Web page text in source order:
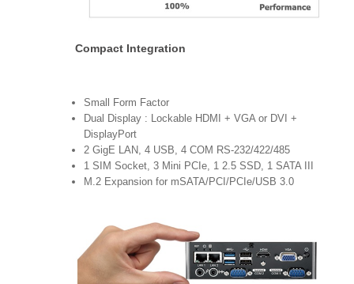
Compact Integration
Small Form Factor
Dual Display : Lockable HDMI + VGA or DVI +
DisplayPort
2 GigE LAN, 4 USB, 4 COM RS-232/422/485
1 SIM Socket, 3 Mini PCIe, 1 2.5 SSD, 1 SATA III
M.2 Expansion for mSATA/PCI/PCIe/USB 3.0